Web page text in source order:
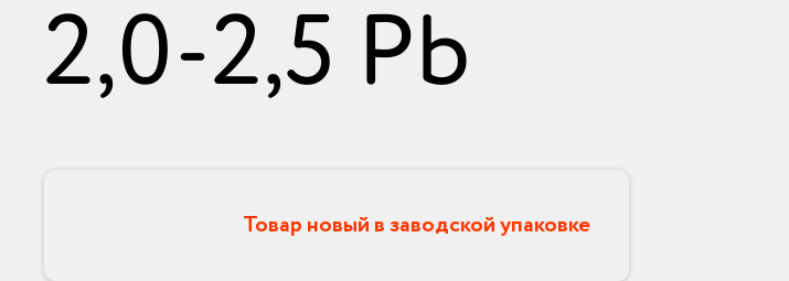
2,0-2,5 Pb
Товар новый в заводской упаковке